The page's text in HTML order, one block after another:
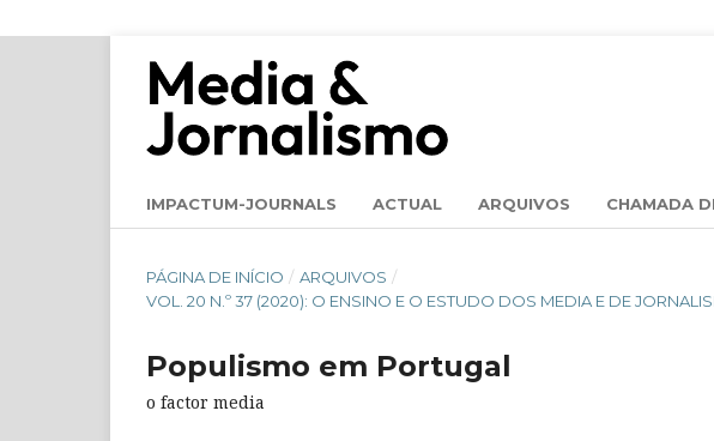
IMPACTUM-JOURNALS ACTUAL ARQUIVOS CHAMADA
PÁGINA DE INÍCIO / ARQUIVOS /
VOL. 20 N.º 37 (2020): O ENSINO E O ESTUDO DOS MEDIA E DE
Populismo em Portugal
o factor media